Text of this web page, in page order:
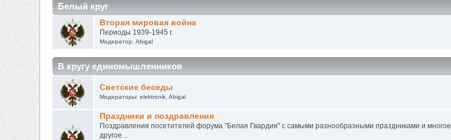
Белый круг
Вторая мировая война
Периоды 1939-1945 г.
Модератор: Abigal
В кругу единомышленников
Светские беседы
Модераторы: elektronik, Abigal
Праздники и поздравления
Поздравления посетителей форума "Белая Гвардия" с самыми разнообразными праздниками и многое
другое…